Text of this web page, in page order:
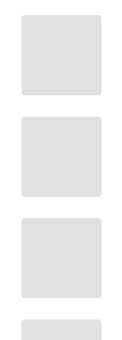
ENERGI
NEWS